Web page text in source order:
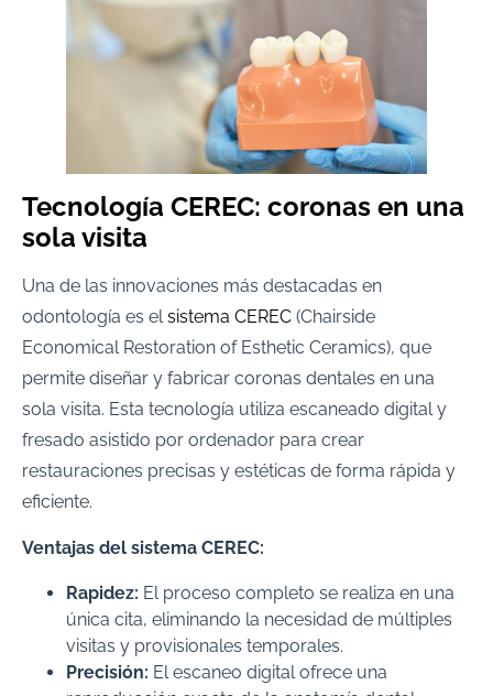
Tecnología CEREC: coronas en una
sola visita
Una de las innovaciones más destacadas en
odontología es elsistema CEREC (Chairside
Economical Restoration of Esthetic Ceramics), que
permite diseñar y fabricar coronas dentales en una
sola visita. Esta tecnología utiliza escaneado digital y
fresado asistido por ordenador para crear
restauraciones precisas y estéticas de forma rápida y
eficiente.
Ventajas del sistema CEREC:
Rapidez: El proceso completo se realiza en una
única cita, eliminando la necesidad de múltiples
visitas y provisionales temporales.
Precisión: El escaneo digital ofrece una